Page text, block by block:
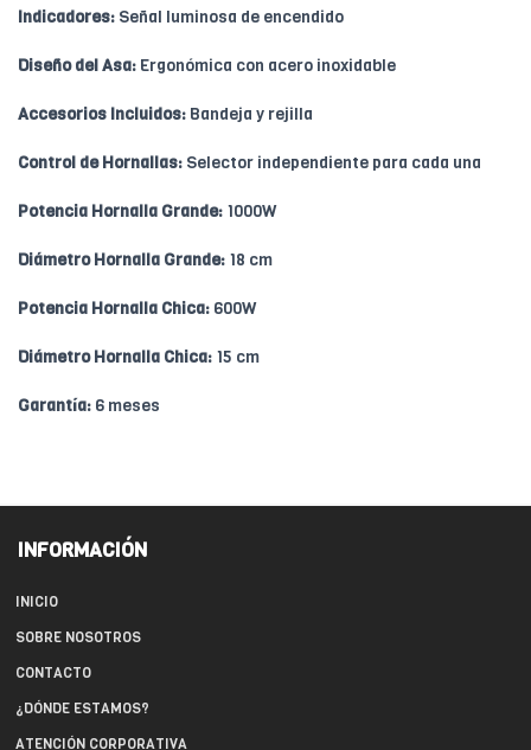
Indicadores: Señal luminosa de encendido
Diseño del Asa: Ergonómica con acero inoxidable
Accesorios Incluidos: Bandeja y rejilla
Control de Hornallas: Selector independiente para cada una
Potencia Hornalla Grande: 1000W
Diámetro Hornalla Grande: 18 cm
Potencia Hornalla Chica: 600W
Diámetro Hornalla Chica: 15 cm
Garantía: 6 meses
INFORMACIÓN
INICIO
SOBRE NOSOTROS
CONTACTO
¿DÓNDE ESTAMOS?
ATENCIÓN CORPORATIVA